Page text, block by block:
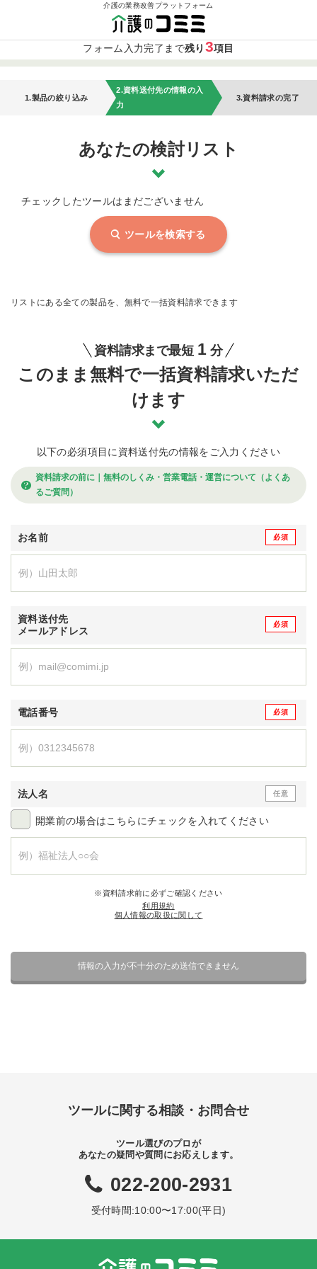
介護の業務改善プラットフォーム
1.製品の絞り込み
2.資料送付先の情報の入
力
3.資料請求の完了
あなたの検討リスト
チェックしたツールはまだございません
ツールを検索する
リストにある全ての製品を、無料で一括資料請求できます
資料請求まで最短 1 分
このまま無料で一括資料請求いただ
けます
以下の必須項目に資料送付先の情報をご入力ください
資料請求の前に｜無料のしくみ・営業電話・運営について（よくあ
るご質問）
お名前
資料送付先
メールアドレス
電話番号
法人名
開業前の場合はこちらにチェックを入れてください
※資料請求前に必ずご確認ください
利用規約
個人情報の取扱に関して
フォーム入力完了まで残り 3項目
ツールに関する相談・お問合せ
ツール選びのプロが
あなたの疑問や質問にお応えします。
022-200-2931
受付時間:10:00〜17:00(平日)